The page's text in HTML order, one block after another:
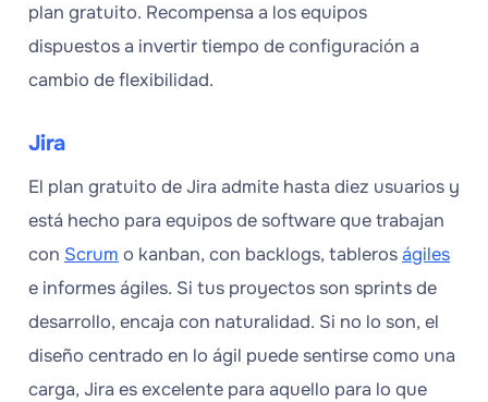
plan gratuito. Recompensa a los equipos
dispuestos a invertir tiempo de configuración a
cambio de flexibilidad.
Jira
El plan gratuito de Jira admite hasta diez usuarios y
está hecho para equipos de software que trabajan
con Scrum o kanban, con backlogs, tableroságiles
e informes ágiles. Si tus proyectos son sprints de
desarrollo, encaja con naturalidad. Si no lo son, el
diseño centrado en lo ágil puede sentirse como una
carga, Jira es excelente para aquello para lo que